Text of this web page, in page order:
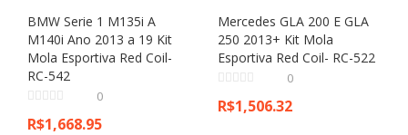
BMW Serie 1 M135i A
M140i Ano 2013 a 19 Kit
Mola Esportiva Red Coil-
RC-542
0
R$1,668.95
Mercedes GLA 200 E GLA
250 2013+ Kit Mola
Esportiva Red Coil- RC-522
0
R$1,506.32